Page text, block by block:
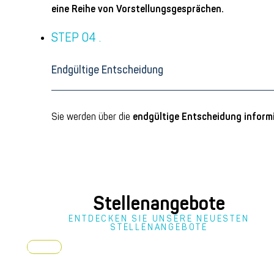
eine Reihe von Vorstellungsgesprächen.
Endgültige Entscheidung
Sie werden über die endgültige Entscheidung
Stellenangebote
ENTDECKEN SIE UNSERE NEUESTEN
STELLENANGEBOTE
Folgen -